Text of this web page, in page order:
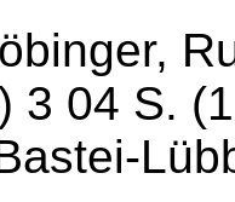
3 04 S.